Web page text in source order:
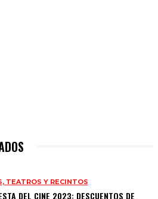
TEATROS Y RECINTOS
DEL CINE 2023: DESCUENTOS DE